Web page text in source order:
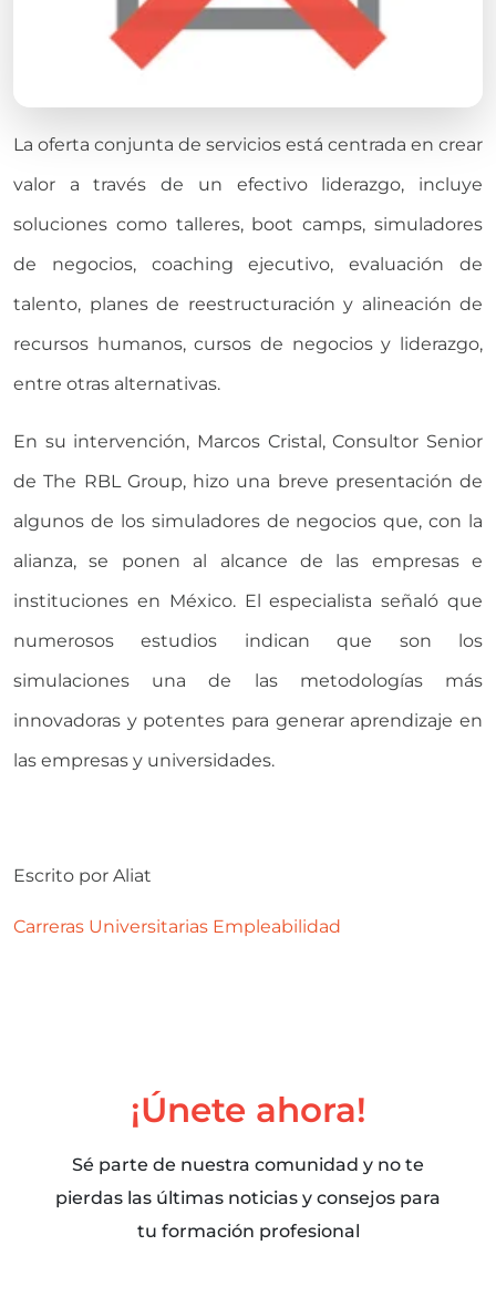
La oferta conjunta de servicios está centrada en crear
valor a través de un efectivo liderazgo, incluye
soluciones como talleres, boot camps, simuladores
de negocios, coaching ejecutivo, evaluación de
talento, planes de reestructuración y alineación de
recursos humanos, cursos de negocios y liderazgo,
entre otras alternativas.
En su intervención, Marcos Cristal, Consultor Senior
de The RBL Group, hizo una breve presentación de
algunos de los simuladores de negocios que, con la
alianza, se ponen al alcance de las empresas e
instituciones en México. El especialista señaló que
numerosos estudios indican que son los
simulaciones una de las metodologías más
innovadoras y potentes para generar aprendizaje en
las empresas y universidades.
Escrito por Aliat
Carreras Universitarias Empleabilidad
¡Únete ahora!
Sé parte de nuestra comunidad y no te
pierdas las últimas noticias y consejos para
tu formación profesional